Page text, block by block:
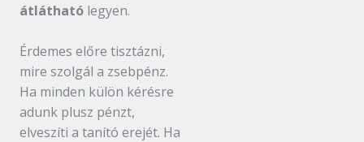
átlátható legyen.
Érdemes előre tisztázni,
mire szolgál a zsebpénz.
Ha minden külön kérésre
adunk plusz pénzt,
elveszíti a tanító erejét. Ha